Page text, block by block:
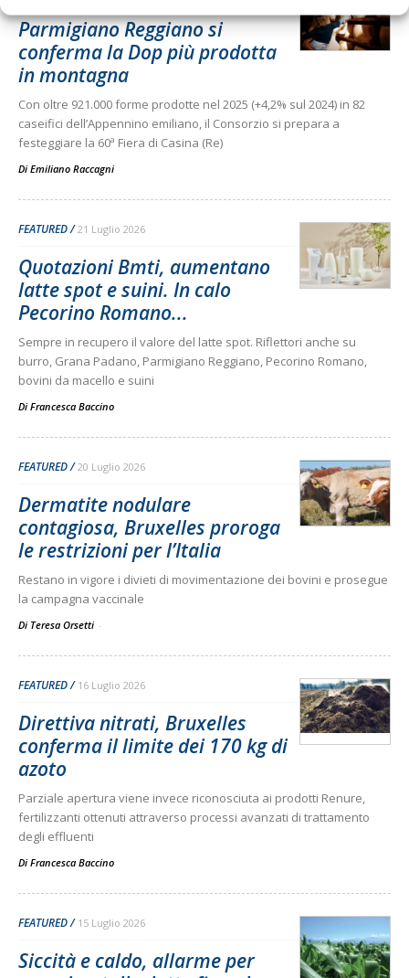
Parmigiano Reggiano si
conferma la Dop più prodotta
in montagna
Con oltre 921.000 forme prodotte nel 2025 (+4,2% sul 2024) in 82
caseifici dell’Appennino emiliano, il Consorzio si prepara a
festeggiare la 60ª Fiera di Casina (Re)
Di Emiliano Raccagni
FEATURED 21 Luglio 2026
Quotazioni Bmti, aumentano
latte spot e suini. In calo
Pecorino Romano...
Sempre in recupero il valore del latte spot. Riflettori anche su
burro, Grana Padano, Parmigiano Reggiano, Pecorino Romano,
bovini da macello e suini
Di Francesca Baccino
FEATURED 20 Luglio 2026
Dermatite nodulare
contagiosa, Bruxelles proroga
le restrizioni per l’Italia
Restano in vigore i divieti di movimentazione dei bovini e prosegue
la campagna vaccinale
Di Teresa Orsetti -
FEATURED 16 Luglio 2026
Direttiva nitrati, Bruxelles
conferma il limite dei 170 kg di
azoto
Parziale apertura viene invece riconosciuta ai prodotti Renure,
fertilizzanti ottenuti attraverso processi avanzati di trattamento
degli effluenti
Di Francesca Baccino
FEATURED 15 Luglio 2026
Siccità e caldo, allarme per